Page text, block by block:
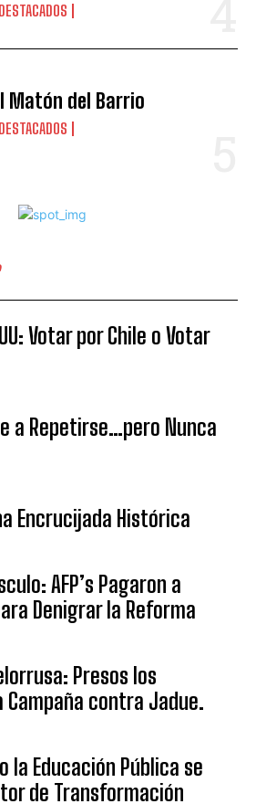
DESTACADOS
Matón del Barrio
DESTACADOS
Votar por Chile o Votar
a Repetirse…pero Nunca
Encrucijada Histórica
AFP’s Pagaron a
Denigrar la Reforma
Presos los
Campaña contra Jadue.
la Educación Pública se
de Transformación